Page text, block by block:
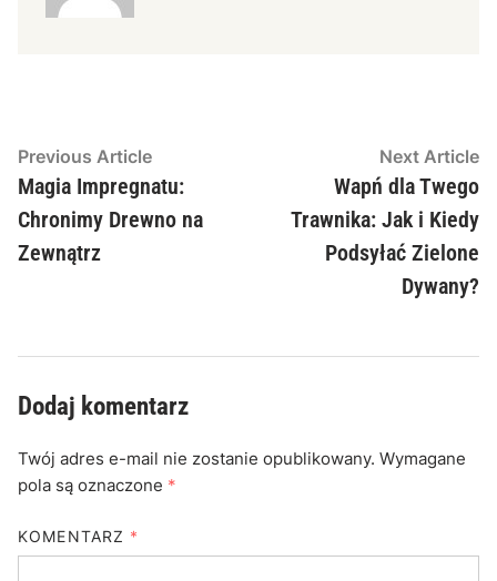
Nawigacja
wpisu
Previous ArticlePrevious
article:
Magia Impregnatu:
Chronimy Drewno na
Zewnątrz
Next Article
Wapń dla Twego
Trawnika: Jak i Kiedy
Podsyłać Zielone
Dywany?
Dodaj komentarz
Twój adres e-mail nie zostanie opublikowany. Wymagane
pola są oznaczone *
KOMENTARZ *